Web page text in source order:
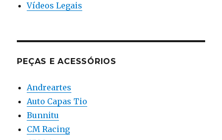
Vídeos Legais
PEÇAS E ACESSÓRIOS
Andreartes
Auto Capas Tio
Bunnitu
CM Racing